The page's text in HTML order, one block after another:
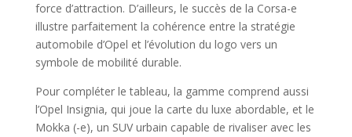
force d’attraction. D’ailleurs, le succès de la Corsa-e
illustre parfaitement la cohérence entre la stratégie
automobile d’Opel et l’évolution du logo vers un
symbole de mobilité durable.
Pour compléter le tableau, la gamme comprend aussi
l’Opel Insignia, qui joue la carte du luxe abordable, et le
Mokka (-e), un SUV urbain capable de rivaliser avec les